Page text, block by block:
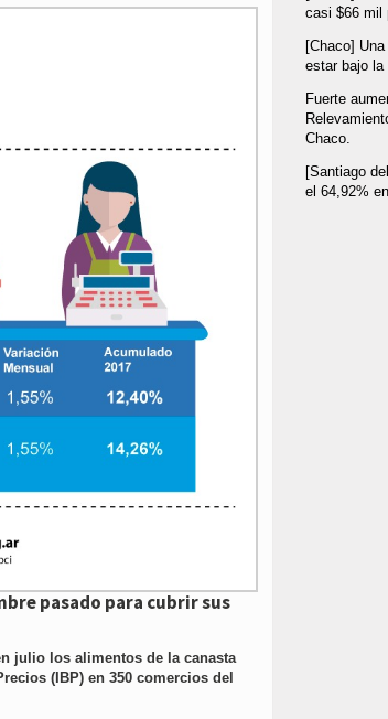
pasado para cubrir sus
julio los alimentos de la canasta
(IBP) en 350 comercios del
casi $66 mil
[Chaco]
estar bajo la
Fuerte
Chaco.
[Santiago
el 64,92%